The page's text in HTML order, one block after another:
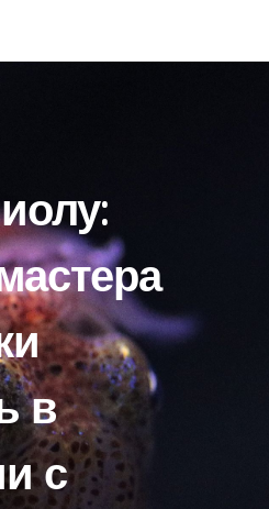
в
с